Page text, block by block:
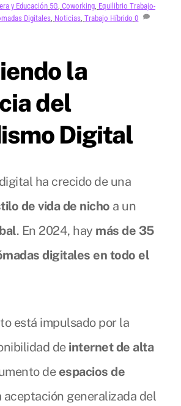
y Educación 5G ,Coworking Equilibrio Trabajo-
Digitales Noticias ,Trabajo Híbrido 0
la
del
Digital
ha crecido de una
de vida de nicho a un
. En 2024, hay más de 35
digitales en todo el
está impulsado por la
de internet de alta
de espacios de
aceptación generalizada del